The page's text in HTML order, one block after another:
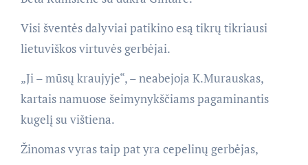
Visi šventės dalyviai patikino esą tikrų tikriausi
lietuviškos virtuvės gerbėjai.
„Ji – mūsų kraujyje“, – neabejoja K.Murauskas,
kartais namuose šeimynykščiams pagaminantis
kugelį su vištiena.
Žinomas vyras taip pat yra cepelinų gerbėjas,